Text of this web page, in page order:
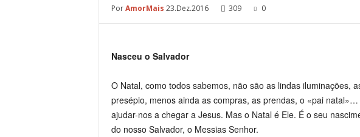
PorAmorMais 23.Dez.2016 309 0
Nasceu o Salvador
O Natal, como todos sabemos, não são as lindas iluminações,
presépio, menos ainda as compras, as prendas, o «pai
ajudar-nos a chegar a Jesus. Mas o Natal é Ele. É o seu
do nosso Salvador, o Messias Senhor.